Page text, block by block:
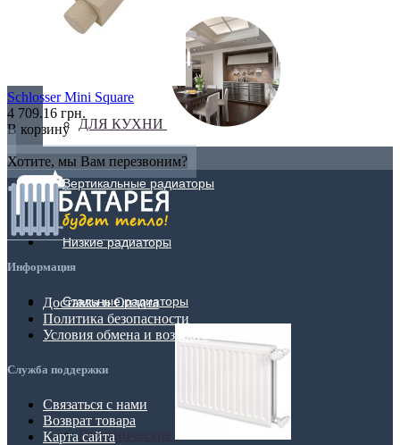
ДЛЯ КУХНИ
Вертикальные радиаторы
Низкие радиаторы
Стальные радиаторы
Гигиенические
Schlosser Mini Square
4 709.16 грн.
В корзину
Хотите, мы Вам перезвоним?
Информация
Доставка и Оплата
Политика безопасности
Условия обмена и возврата
Служба поддержки
Связаться с нами
Возврат товара
Карта сайта